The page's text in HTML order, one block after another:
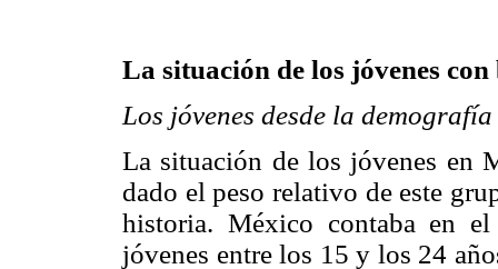
La situación de los jóvenes
Los jóvenes desde la demografía
La situación de los jóvenes en
dado el peso relativo de este
historia. México contaba en
jóvenes entre los 15 y los 24